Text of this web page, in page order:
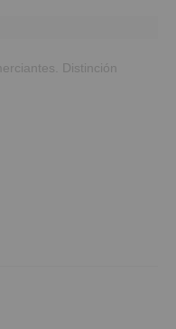
Distinción